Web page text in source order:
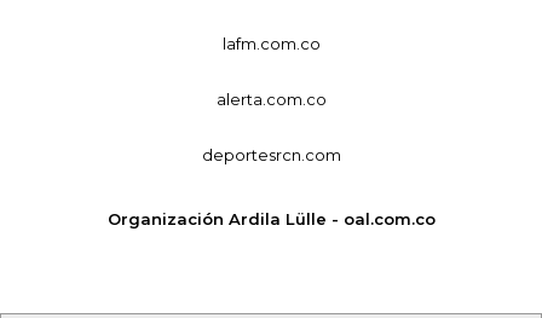
lafm.com.co
alerta.com.co
deportesrcn.com
Organización Ardila Lülle - oal.com.co